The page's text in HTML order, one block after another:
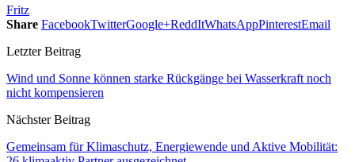
Fritz
Share FacebookTwitterGoogle+ReddItWhatsAppPinterestEmail
Letzter Beitrag
Wind und Sonne können starke Rückgänge bei Wasserkraft noch
nicht kompensieren
Nächster Beitrag
Gemeinsam für Klimaschutz, Energiewende und Aktive Mobilität: